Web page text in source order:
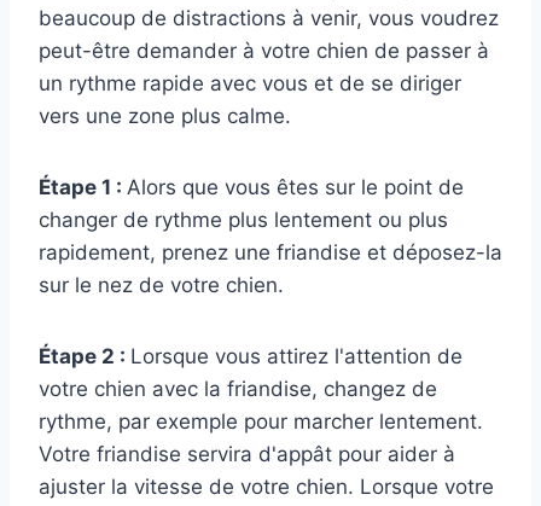
beaucoup de distractions à venir, vous voudrez
peut-être demander à votre chien de passer à
un rythme rapide avec vous et de se diriger
vers une zone plus calme.
Étape 1 : Alors que vous êtes sur le point de
changer de rythme plus lentement ou plus
rapidement, prenez une friandise et déposez-la
sur le nez de votre chien.
Étape 2 : Lorsque vous attirez l'attention de
votre chien avec la friandise, changez de
rythme, par exemple pour marcher lentement.
Votre friandise servira d'appât pour aider à
ajuster la vitesse de votre chien. Lorsque votre